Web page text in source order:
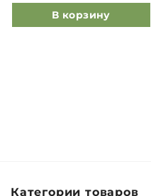
В корзину
Категории товаров